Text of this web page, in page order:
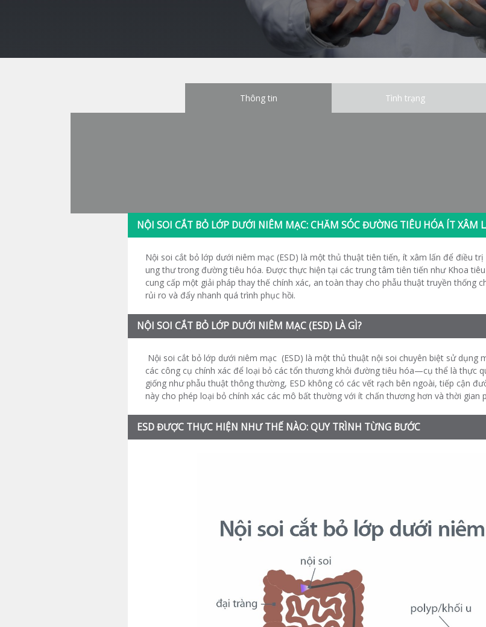
Thông tin Tình trạng
NỘI SOI CẮT BỎ LỚP DƯỚI NIÊM MẠC: CHĂM SÓC ĐƯỜNG TIÊU HÓA ÍT XÂM
Nội soi cắt bỏ lớp dưới niêm mạc (ESD) là một thủ thuật tiên tiến, ít xâm lấn để điều
ung thư trong đường tiêu hóa. Được thực hiện tại các trung tâm tiên tiến như Khoa
cung cấp một giải pháp thay thế chính xác, an toàn thay cho phẫu thuật truyền thống
rủi ro và đẩy nhanh quá trình phục hồi.
NỘI SOI CẮT BỎ LỚP DƯỚI NIÊM MẠC (ESD) LÀ GÌ?
Nội soi cắt bỏ lớp dưới niêm mạc (ESD) là một thủ thuật nội soi chuyên biệt sử dụng
các công cụ chính xác để loại bỏ các tổn thương khỏi đường tiêu hóa—cụ thể là thực
giống như phẫu thuật thông thường, ESD không có các vết rạch bên ngoài, tiếp cận
này cho phép loại bỏ chính xác các mô bất thường với ít chấn thương hơn và thời gian
ESD ĐƯỢC THỰC HIỆN NHƯ THẾ NÀO: QUY TRÌNH TỪNG BƯỚC